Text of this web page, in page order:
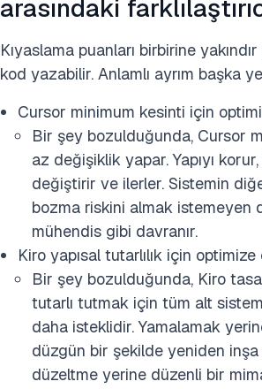
arasındaki
Kıyaslama puanları birbirine
kod yazabilir. Anlamlı ayrım başka
Cursor minimum kesinti için
Bir şey bozulduğunda, Cursor
az değişiklik yapar. Yapıyı korur,
değiştirir ve ilerler. Sistemin
bozma riskini almak istemeyen
mühendis gibi davranır.
Kiro yapısal tutarlılık için optimize
Bir şey bozulduğunda, Kiro
tutarlı tutmak için tüm alt
daha isteklidir. Yamalamak
düzgün bir şekilde yeniden
düzeltme yerine düzenli bir